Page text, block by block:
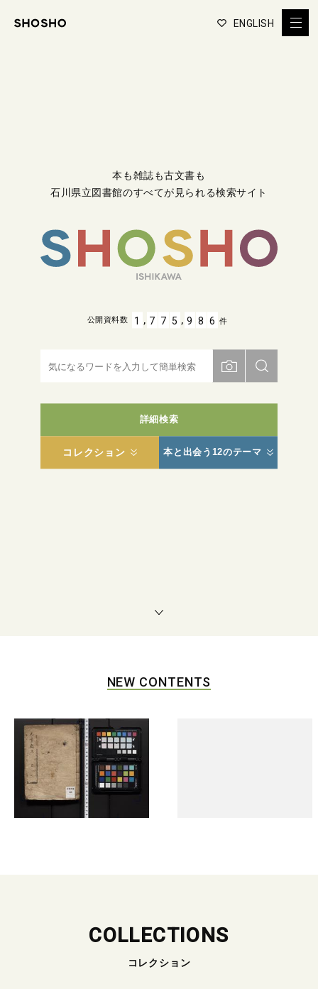
ENGLISH
本も雑誌も古文書も
石川県立図書館のすべてが見られる検索サイト
詳細検索
コレクション 本と出会う12のテーマ
公開資料数 1 , 7 7 5 , 9 8 6 件
NEW CONTENTS
COLLECTIONS
コレクション